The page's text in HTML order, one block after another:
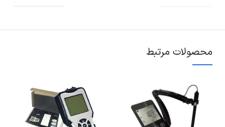
محصولات مرتبط